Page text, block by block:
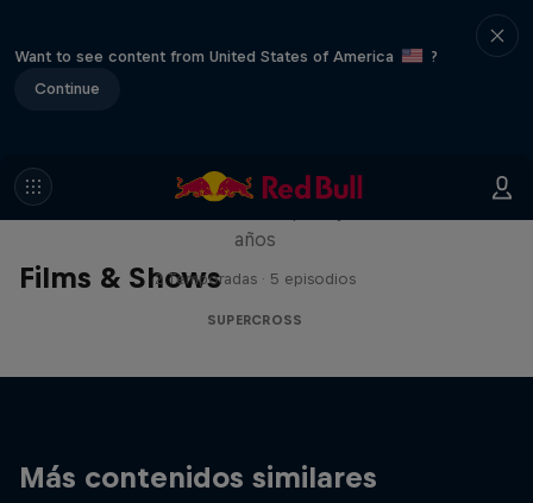
Want to see content from United States of America
?
Continue
Films & Shows
Series
años
2 Temporadas · 5 episodios
SUPERCROSS
Más contenidos similares